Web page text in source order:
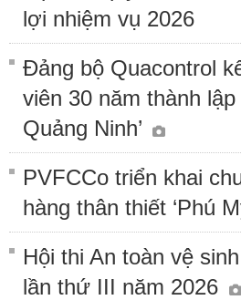
lợi nhiệm vụ 2026
Đảng bộ Quacontrol
viên 30 năm thành
Quảng Ninh’
PVFCCo triển khai
hàng thân thiết ‘Phú
Hội thi An toàn vệ
lần thứ III năm 2026